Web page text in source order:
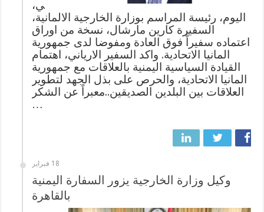
ي،
اليوم، رئيسة المراسم بوزارة الخارجية الالمانية،
السفيرة كارين مارشال، نسخة من اوراق
اعتماده سفيراً فوق العادة ومفوضا لدى جمهورية
المانيا الاتحادية. واكد السفير الارياني، اهتمام
القيادة السياسية اليمنية بالعلاقات مع جمهورية
المانيا الاتحادية، والحرص على بذل الجهد لتطوير
العلاقات بين البلدين الصديقين..معبراً عن الشكر
…
18 فبراير
وكيل وزارة الخارجية يزور السفارة اليمنية
بالقاهرة